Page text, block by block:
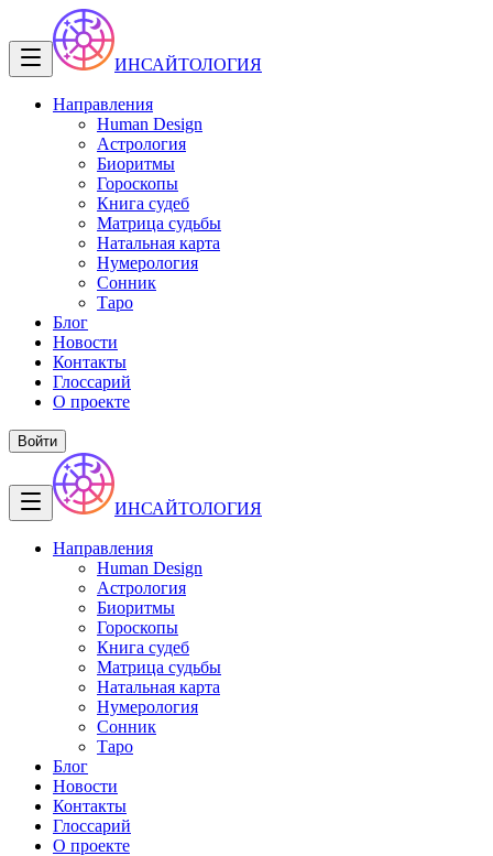
ИНСАЙТОЛОГИЯ
Направления
Human Design
Астрология
Биоритмы
Гороскопы
Книга судеб
Матрица судьбы
Натальная карта
Нумерология
Сонник
Таро
Блог
Новости
Контакты
Глоссарий
О проекте
Войти
ИНСАЙТОЛОГИЯ
Направления
Human Design
Астрология
Биоритмы
Гороскопы
Книга судеб
Матрица судьбы
Натальная карта
Нумерология
Сонник
Таро
Блог
Новости
Контакты
Глоссарий
О проекте